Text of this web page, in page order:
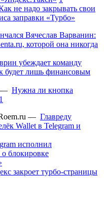
не надо закрывать свои
заправки «Турбо»
Вячеслав Варванин:
которой она никогда
убеждает команду
будет лишь финансовым
— Нужна ли кнопка
1
— Главреду
Wallet в Telegram и
исполнил
блокировке
закроет турбо-страницы